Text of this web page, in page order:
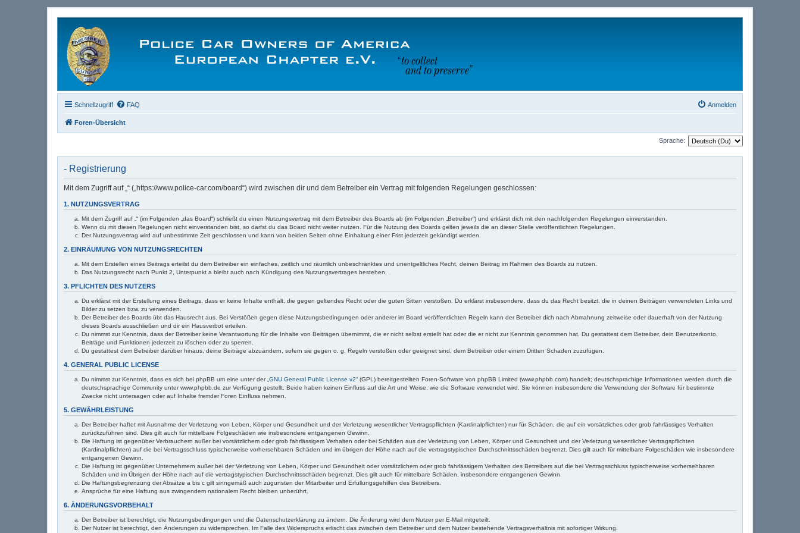
Schnellzugriff FAQ Anmelden
Foren-Übersicht
Sprache:
- Registrierung
Mit dem Zugriff auf „“ („https://www.police-car.com/board“) wird zwischen dir und dem Betreiber ein Vertrag mit folgenden Regelungen geschlossen:
1. NUTZUNGSVERTRAG
Mit dem Zugriff auf „“ (im Folgenden „das Board“) schließt du einen Nutzungsvertrag mit dem Betreiber des Boards ab (im Folgenden „Betreiber“) und erklärst dich mit den nachfolgenden Regelungen einverstanden.
Wenn du mit diesen Regelungen nicht einverstanden bist, so darfst du das Board nicht weiter nutzen. Für die Nutzung des Boards gelten jeweils die an dieser Stelle veröffentlichten Regelungen.
Der Nutzungsvertrag wird auf unbestimmte Zeit geschlossen und kann von beiden Seiten ohne Einhaltung einer Frist jederzeit gekündigt werden.
2. EINRÄUMUNG VON NUTZUNGSRECHTEN
Mit dem Erstellen eines Beitrags erteilst du dem Betreiber ein einfaches, zeitlich und räumlich unbeschränktes und unentgeltliches Recht, deinen Beitrag im Rahmen des Boards zu nutzen.
Das Nutzungsrecht nach Punkt 2, Unterpunkt a bleibt auch nach Kündigung des Nutzungsvertrages bestehen.
3. PFLICHTEN DES NUTZERS
Du erklärst mit der Erstellung eines Beitrags, dass er keine Inhalte enthält, die gegen geltendes Recht oder die guten Sitten verstoßen. Du erklärst insbesondere, dass du das Recht besitzt, die in deinen Beiträgen verwendeten Links und
Bilder zu setzen bzw. zu verwenden.
Der Betreiber des Boards übt das Hausrecht aus. Bei Verstößen gegen diese Nutzungsbedingungen oder anderer im Board veröffentlichten Regeln kann der Betreiber dich nach Abmahnung zeitweise oder dauerhaft von der Nutzung
dieses Boards ausschließen und dir ein Hausverbot erteilen.
Du nimmst zur Kenntnis, dass der Betreiber keine Verantwortung für die Inhalte von Beiträgen übernimmt, die er nicht selbst erstellt hat oder die er nicht zur Kenntnis genommen hat. Du gestattest dem Betreiber, dein Benutzerkonto,
Beiträge und Funktionen jederzeit zu löschen oder zu sperren.
Du gestattest dem Betreiber darüber hinaus, deine Beiträge abzuändern, sofern sie gegen o. g. Regeln verstoßen oder geeignet sind, dem Betreiber oder einem Dritten Schaden zuzufügen.
4. GENERAL PUBLIC LICENSE
Du nimmst zur Kenntnis, dass es sich bei phpBB um eine unter der „ GNU General Public License v2“ (GPL) bereitgestellten Foren-Software von phpBB Limited (www.phpbb.com) handelt; deutschsprachige Informationen werden durch die
deutschsprachige Community unter www.phpbb.de zur Verfügung gestellt. Beide haben keinen Einfluss auf die Art und Weise, wie die Software verwendet wird. Sie können insbesondere die Verwendung der Software für bestimmte
Zwecke nicht untersagen oder auf Inhalte fremder Foren Einfluss nehmen.
5. GEWÄHRLEISTUNG
Der Betreiber haftet mit Ausnahme der Verletzung von Leben, Körper und Gesundheit und der Verletzung wesentlicher Vertragspflichten (Kardinalpflichten) nur für Schäden, die auf ein vorsätzliches oder grob fahrlässiges Verhalten
zurückzuführen sind. Dies gilt auch für mittelbare Folgeschäden wie insbesondere entgangenen Gewinn.
Die Haftung ist gegenüber Verbrauchern außer bei vorsätzlichem oder grob fahrlässigem Verhalten oder bei Schäden aus der Verletzung von Leben, Körper und Gesundheit und der Verletzung wesentlicher Vertragspflichten
(Kardinalpflichten) auf die bei Vertragsschluss typischerweise vorhersehbaren Schäden und im übrigen der Höhe nach auf die vertragstypischen Durchschnittsschäden begrenzt. Dies gilt auch für mittelbare Folgeschäden wie insbesondere
entgangenen Gewinn.
Die Haftung ist gegenüber Unternehmern außer bei der Verletzung von Leben, Körper und Gesundheit oder vorsätzlichem oder grob fahrlässigem Verhalten des Betreibers auf die bei Vertragsschluss typischerweise vorhersehbaren
Schäden und im Übrigen der Höhe nach auf die vertragstypischen Durchschnittsschäden begrenzt. Dies gilt auch für mittelbare Schäden, insbesondere entgangenen Gewinn.
Die Haftungsbegrenzung der Absätze a bis c gilt sinngemäß auch zugunsten der Mitarbeiter und Erfüllungsgehilfen des Betreibers.
Ansprüche für eine Haftung aus zwingendem nationalem Recht bleiben unberührt.
6. ÄNDERUNGSVORBEHALT
Der Betreiber ist berechtigt, die Nutzungsbedingungen und die Datenschutzerklärung zu ändern. Die Änderung wird dem Nutzer per E-Mail mitgeteilt.
Der Nutzer ist berechtigt, den Änderungen zu widersprechen. Im Falle des Widerspruchs erlischt das zwischen dem Betreiber und dem Nutzer bestehende Vertragsverhältnis mit sofortiger Wirkung.